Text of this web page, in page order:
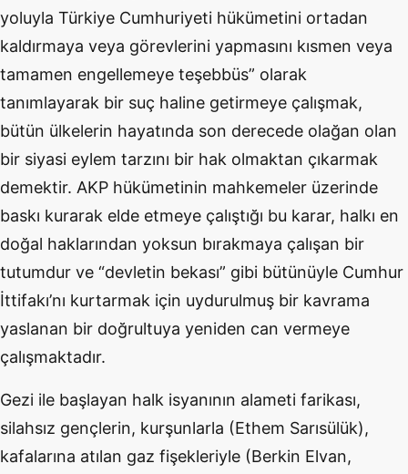
yoluyla Türkiye Cumhuriyeti hükümetini ortadan
kaldırmaya veya görevlerini yapmasını kısmen veya
tamamen engellemeye teşebbüs” olarak
tanımlayarak bir suç haline getirmeye çalışmak,
bütün ülkelerin hayatında son derecede olağan olan
bir siyasi eylem tarzını bir hak olmaktan çıkarmak
demektir. AKP hükümetinin mahkemeler üzerinde
baskı kurarak elde etmeye çalıştığı bu karar, halkı en
doğal haklarından yoksun bırakmaya çalışan bir
tutumdur ve “devletin bekası” gibi bütünüyle Cumhur
İttifakı’nı kurtarmak için uydurulmuş bir kavrama
yaslanan bir doğrultuya yeniden can vermeye
çalışmaktadır.
Gezi ile başlayan halk isyanının alameti farikası,
silahsız gençlerin, kurşunlarla (Ethem Sarısülük),
kafalarına atılan gaz fişekleriyle (Berkin Elvan,